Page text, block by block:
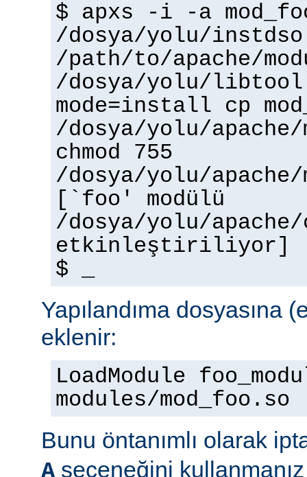
$ apxs -i -a
/dosya/yolu/
/path/to/apache/
/dosya/yolu/
mode=install cp
/dosya/yolu/
chmod 755
/dosya/yolu/apache/
[`foo' modülü
/dosya/yolu/
etkinleştiriliyor]
$ _
Yapılandıma dosyasına
eklenir:
LoadModule
modules/mod_foo.so
Bunu öntanımlı olarak
A seçeneğini